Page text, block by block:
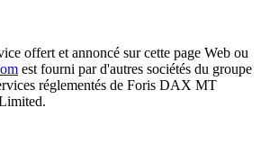
offert et annoncé sur cette page Web ou
est fourni par d'autres sociétés du groupe
réglementés de Foris DAX MT